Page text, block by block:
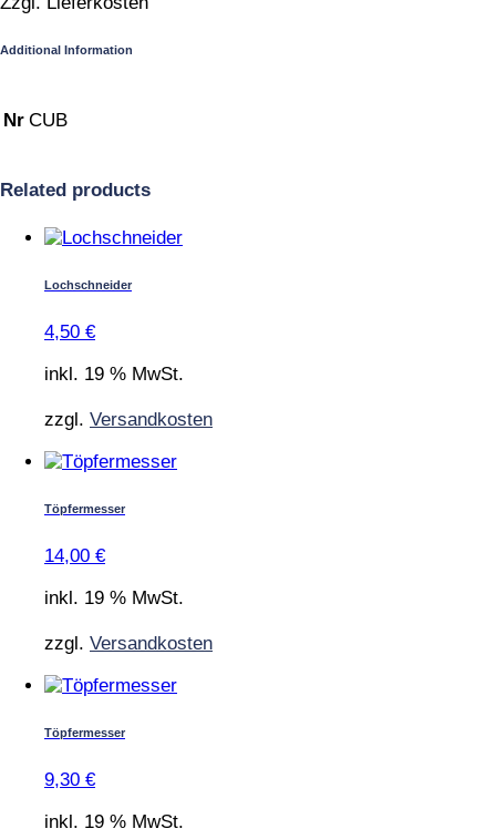
Additional Information
Nr CUB
Related products
Lochschneider
4,50 €
inkl. 19 % MwSt.
zzgl. Versandkosten
Töpfermesser
14,00 €
inkl. 19 % MwSt.
zzgl. Versandkosten
Töpfermesser
9,30 €
inkl. 19 % MwSt.